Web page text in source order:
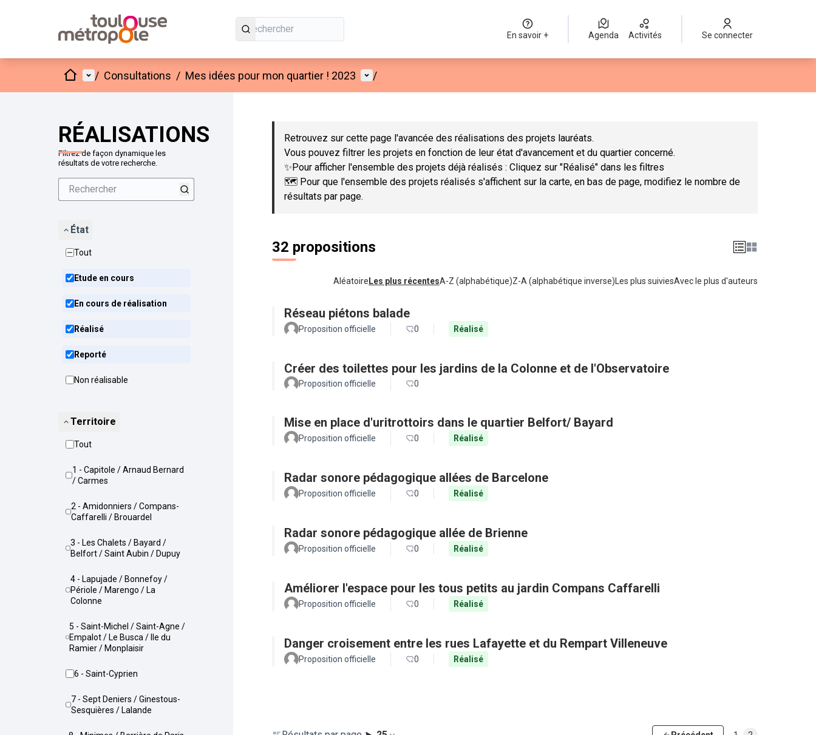
En savoir + Agenda Activités Se connecter
AccueilMenu principal
/ Consultations / Mes idées pour mon quartier ! 2023 Menu utilisateur
/
RÉALISATIONS
Filtrez de façon dynamique les
résultats de votre recherche.
État
Tout
Etude en cours
En cours de réalisation
Réalisé
Reporté
Non réalisable
Territoire
Tout
1 - Capitole / Arnaud Bernard
/ Carmes
2 - Amidonniers / Compans-
Caffarelli / Brouardel
3 - Les Chalets / Bayard /
Belfort / Saint Aubin / Dupuy
4 - Lapujade / Bonnefoy /
Périole / Marengo / La
Colonne
5 - Saint-Michel / Saint-Agne /
Empalot / Le Busca / Ile du
Ramier / Monplaisir
6 - Saint-Cyprien
7 - Sept Deniers / Ginestous-
Sesquières / Lalande
Passer la carte
Retrouvez sur cette page l'avancée des réalisations des projets lauréats.
Vous pouvez filtrer les projets en fonction de leur état d'avancement et du quartier concerné.
✨Pour afficher l'ensemble des projets déjà réalisés : Cliquez sur "Réalisé" dans les filtres
🗺️ Pour que l'ensemble des projets réalisés s'affichent sur la carte, en bas de page, modifiez le nombre de
résultats par page.
32 propositions
Aléatoire Les plus récentesA-Z (alphabétique)Z-A (alphabétique inverse) Les plus suiviesAvec le plus d'auteurs
Réseau piétons balade
Proposition officielle 0 Réalisé
Créer des toilettes pour les jardins de la Colonne et de l'Observatoire
Proposition officielle 0
Mise en place d'uritrottoirs dans le quartier Belfort/ Bayard
Proposition officielle 0 Réalisé
Radar sonore pédagogique allées de Barcelone
Proposition officielle 0 Réalisé
Radar sonore pédagogique allée de Brienne
Proposition officielle 0 Réalisé
Améliorer l'espace pour les tous petits au jardin Compans Caffarelli
Proposition officielle 0 Réalisé
Danger croisement entre les rues Lafayette et du Rempart Villeneuve
Proposition officielle 0 Réalisé